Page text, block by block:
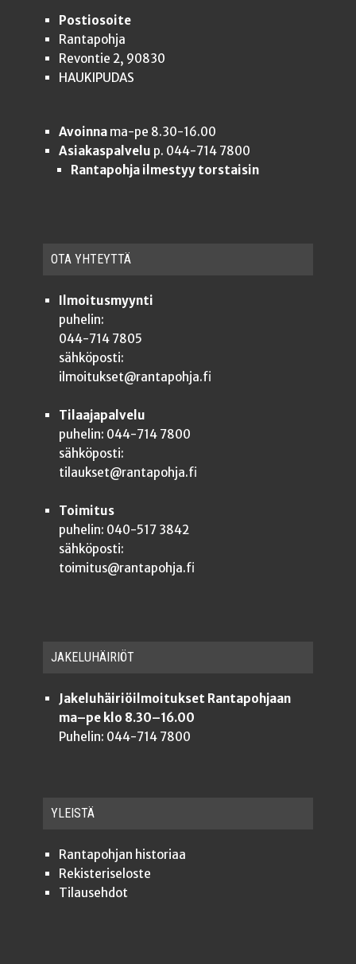
Postiosoite
Rantapohja
Revontie 2, 90830
HAUKIPUDAS
Avoinnama-pe 8.30-16.00
Asiakaspalvelu p. 044-714 7800
Rantapohja ilmestyy torstaisin
OTA YHTEYT­TÄ
Ilmoitusmyynti
puhelin:
044-714 7805
sähköposti:
ilmoitukset@rantapohja.fi
Tilaajapalvelu
puhelin: 044-714 7800
sähköposti:
tilaukset@rantapohja.fi
Toimitus
puhelin: 040-517 3842
sähköposti:
toimitus@rantapohja.fi
JAKE­LU­HÄI­RIÖT
Jakeluhäiriöilmoitukset Rantapohjaan
ma–pe klo 8.30–16.00
Puhelin: 044-714 7800
YLEISTÄ
Ran­ta­poh­jan historiaa
Rekis­te­ri­se­los­te
Tilauseh­dot